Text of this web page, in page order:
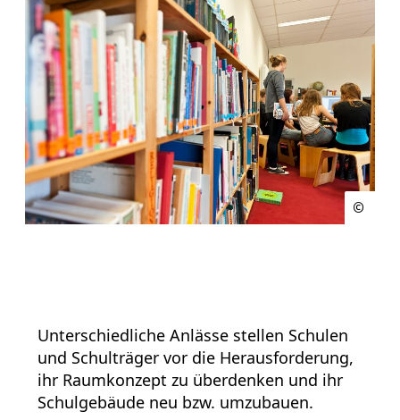
Unterschiedliche Anlässe stellen Schulen
und Schulträger vor die Herausforderung,
ihr Raumkonzept zu überdenken und ihr
Schulgebäude neu bzw. umzubauen.